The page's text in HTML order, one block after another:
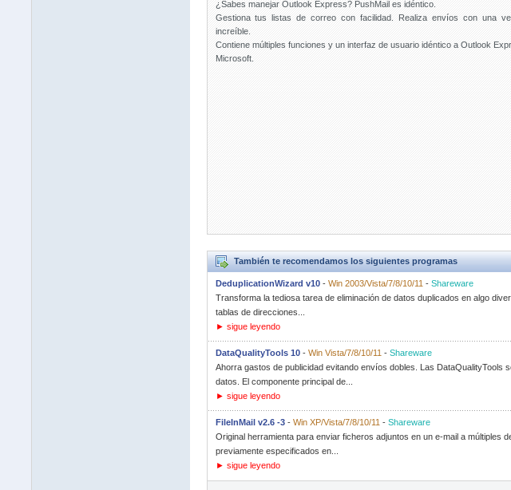
¿Sabes manejar Outlook Express? PushMail es idéntico.
Gestiona tus listas de correo con facilidad. Realiza envíos con una
increíble.
Contiene múltiples funciones y un interfaz de usuario idéntico a Outlook
Microsoft.
También te recomendamos los siguientes programas
DeduplicationWizard v10- Win 2003/Vista/7/8/10/11 - Shareware
Transforma la tediosa tarea de eliminación de datos duplicados en algo
tablas de direcciones...
► sigue leyendo
DataQualityTools 10- Win Vista/7/8/10/11 - Shareware
Ahorra gastos de publicidad evitando envíos dobles. Las DataQualityTools
datos. El componente principal de...
► sigue leyendo
FileInMail v2.6 -3- Win XP/Vista/7/8/10/11 - Shareware
Original herramienta para enviar ficheros adjuntos en un e-mail a múltiples
previamente especificados en...
► sigue leyendo